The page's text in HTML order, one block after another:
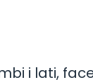
i lati,